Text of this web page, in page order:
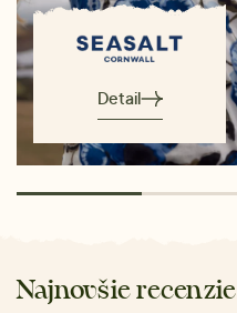
Detail
Najnovšie recenzie